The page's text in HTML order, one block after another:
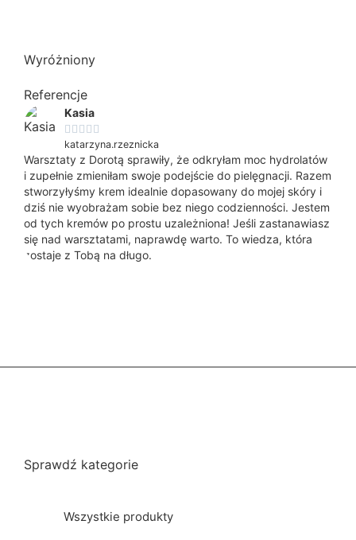
Wyróżniony
Referencje
Kasia
    
katarzyna.rzeznicka
Warsztaty z Dorotą sprawiły, że odkryłam moc hydrolatów
i zupełnie zmieniłam swoje podejście do pielęgnacji. Razem
stworzyłyśmy krem idealnie dopasowany do mojej skóry i
dziś nie wyobrażam sobie bez niego codzienności. Jestem
od tych kremów po prostu uzależniona! Jeśli zastanawiasz
się nad warsztatami, naprawdę warto. To wiedza, która
zostaje z Tobą na długo.
Sprawdź kategorie
Wszystkie produkty